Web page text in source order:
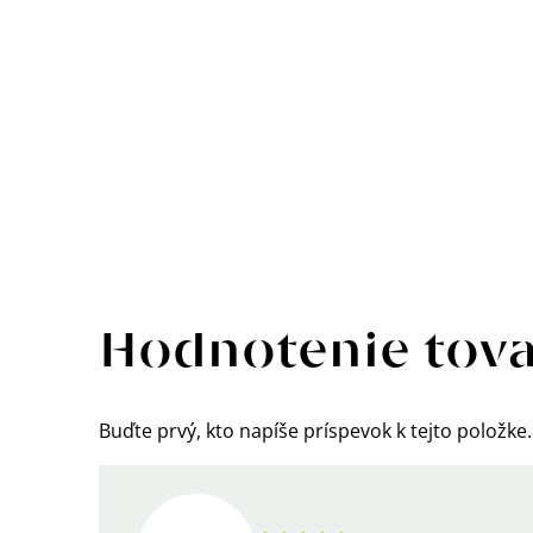
Hodnotenie
Buďte prvý, kto napíše príspevok k tejto položke.
hodnotení